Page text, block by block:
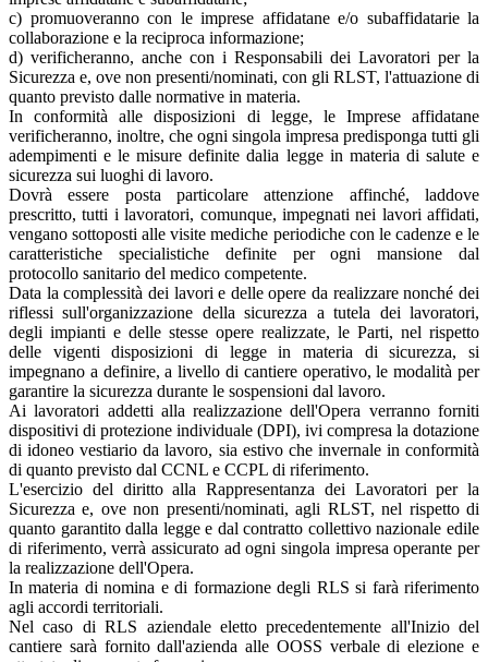
c) promuoveranno con le imprese affidatane e/o subaffidatarie la
collaborazione e la reciproca informazione;
d) verificheranno, anche con i Responsabili dei Lavoratori per la
Sicurezza e, ove non presenti/nominati, con gli RLST, l'attuazione di
quanto previsto dalle normative in materia.
In conformità alle disposizioni di legge, le Imprese affidatane
verificheranno, inoltre, che ogni singola impresa predisponga tutti gli
adempimenti e le misure definite dalia legge in materia di salute e
sicurezza sui luoghi di lavoro.
Dovrà essere posta particolare attenzione affinché, laddove
prescritto, tutti i lavoratori, comunque, impegnati nei lavori affidati,
vengano sottoposti alle visite mediche periodiche con le cadenze e le
caratteristiche specialistiche definite per ogni mansione dal
protocollo sanitario del medico competente.
Data la complessità dei lavori e delle opere da realizzare nonché dei
riflessi sull'organizzazione della sicurezza a tutela dei lavoratori,
degli impianti e delle stesse opere realizzate, le Parti, nel rispetto
delle vigenti disposizioni di legge in materia di sicurezza, si
impegnano a definire, a livello di cantiere operativo, le modalità per
garantire la sicurezza durante le sospensioni dal lavoro.
Ai lavoratori addetti alla realizzazione dell'Opera verranno forniti
dispositivi di protezione individuale (DPI), ivi compresa la dotazione
di idoneo vestiario da lavoro, sia estivo che invernale in conformità
di quanto previsto dal CCNL e CCPL di riferimento.
L'esercizio del diritto alla Rappresentanza dei Lavoratori per la
Sicurezza e, ove non presenti/nominati, agli RLST, nel rispetto di
quanto garantito dalla legge e dal contratto collettivo nazionale edile
di riferimento, verrà assicurato ad ogni singola impresa operante per
la realizzazione dell'Opera.
In materia di nomina e di formazione degli RLS si farà riferimento
agli accordi territoriali.
Nel caso di RLS aziendale eletto precedentemente all'Inizio del
cantiere sarà fornito dall'azienda alle OOSS verbale di elezione e